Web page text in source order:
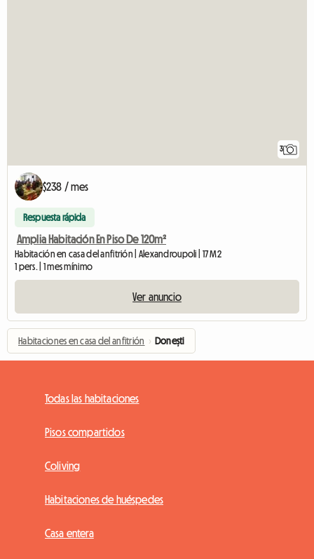
3
$238 / mes
Respuesta rápida
Amplia Habitación En Piso De 120m²
Habitación en casa del anfitrión | Alexandroupoli | 17 M2
1 pers. | 1 mes mínimo
Ver anuncio
Habitaciones en casa del anfitrión › Donești
Todas las habitaciones
Pisos compartidos
Coliving
Habitaciones de huéspedes
Casa entera